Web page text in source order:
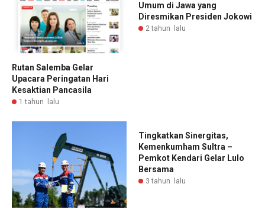
Rutan Salemba Gelar
Upacara Peringatan Hari
Kesaktian Pancasila
1 tahun lalu
Umum di Jawa yang
Diresmikan Presiden Jokowi
2 tahun lalu
Tingkatkan Sinergitas,
Kemenkumham Sultra –
Pemkot Kendari Gelar Lulo
Bersama
3 tahun lalu